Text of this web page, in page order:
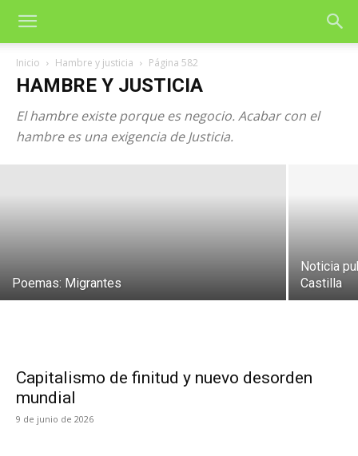
Inicio Hambre y justicia Página 582
HAMBRE Y JUSTICIA
El hambre existe porque es negocio. Acabar con el
hambre es una exigencia de Justicia.
Las 48 leyes del poder
29 de enero de 2004
Poemas: Migrantes
Noticia
Castilla
Capitalismo de finitud y nuevo desorden
mundial
9 de junio de 2026